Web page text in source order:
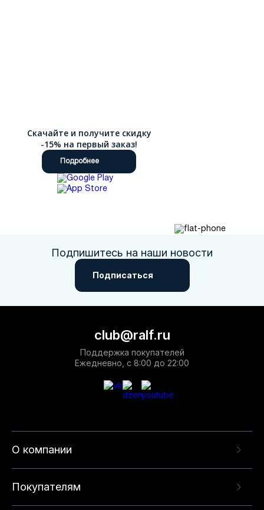
Скачайте и получите скидку
-15% на первый заказ!
Подробнее
Подпишитесь на наши новости
Подписаться
О компании
Покупателям
club@ralf.ru
Поддержка покупателей
Ежедневно, с 8:00 до 22:00